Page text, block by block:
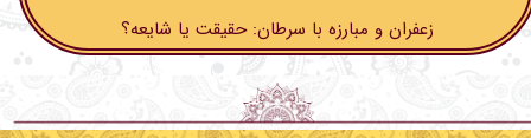
زعفران و مبارزه با سرطان: حقیقت یا شایعه؟